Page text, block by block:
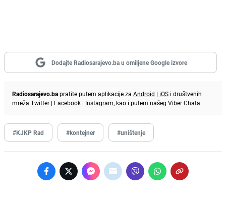
Dodajte Radiosarajevo.ba u omiljene Google izvore
Radiosarajevo.bapratite putem aplikacije za Android | iOS i društvenih
mreža Twitter | Facebook | Instagram, kao i putem našeg ViberChata.
#KJKP Rad #kontejner #uništenje